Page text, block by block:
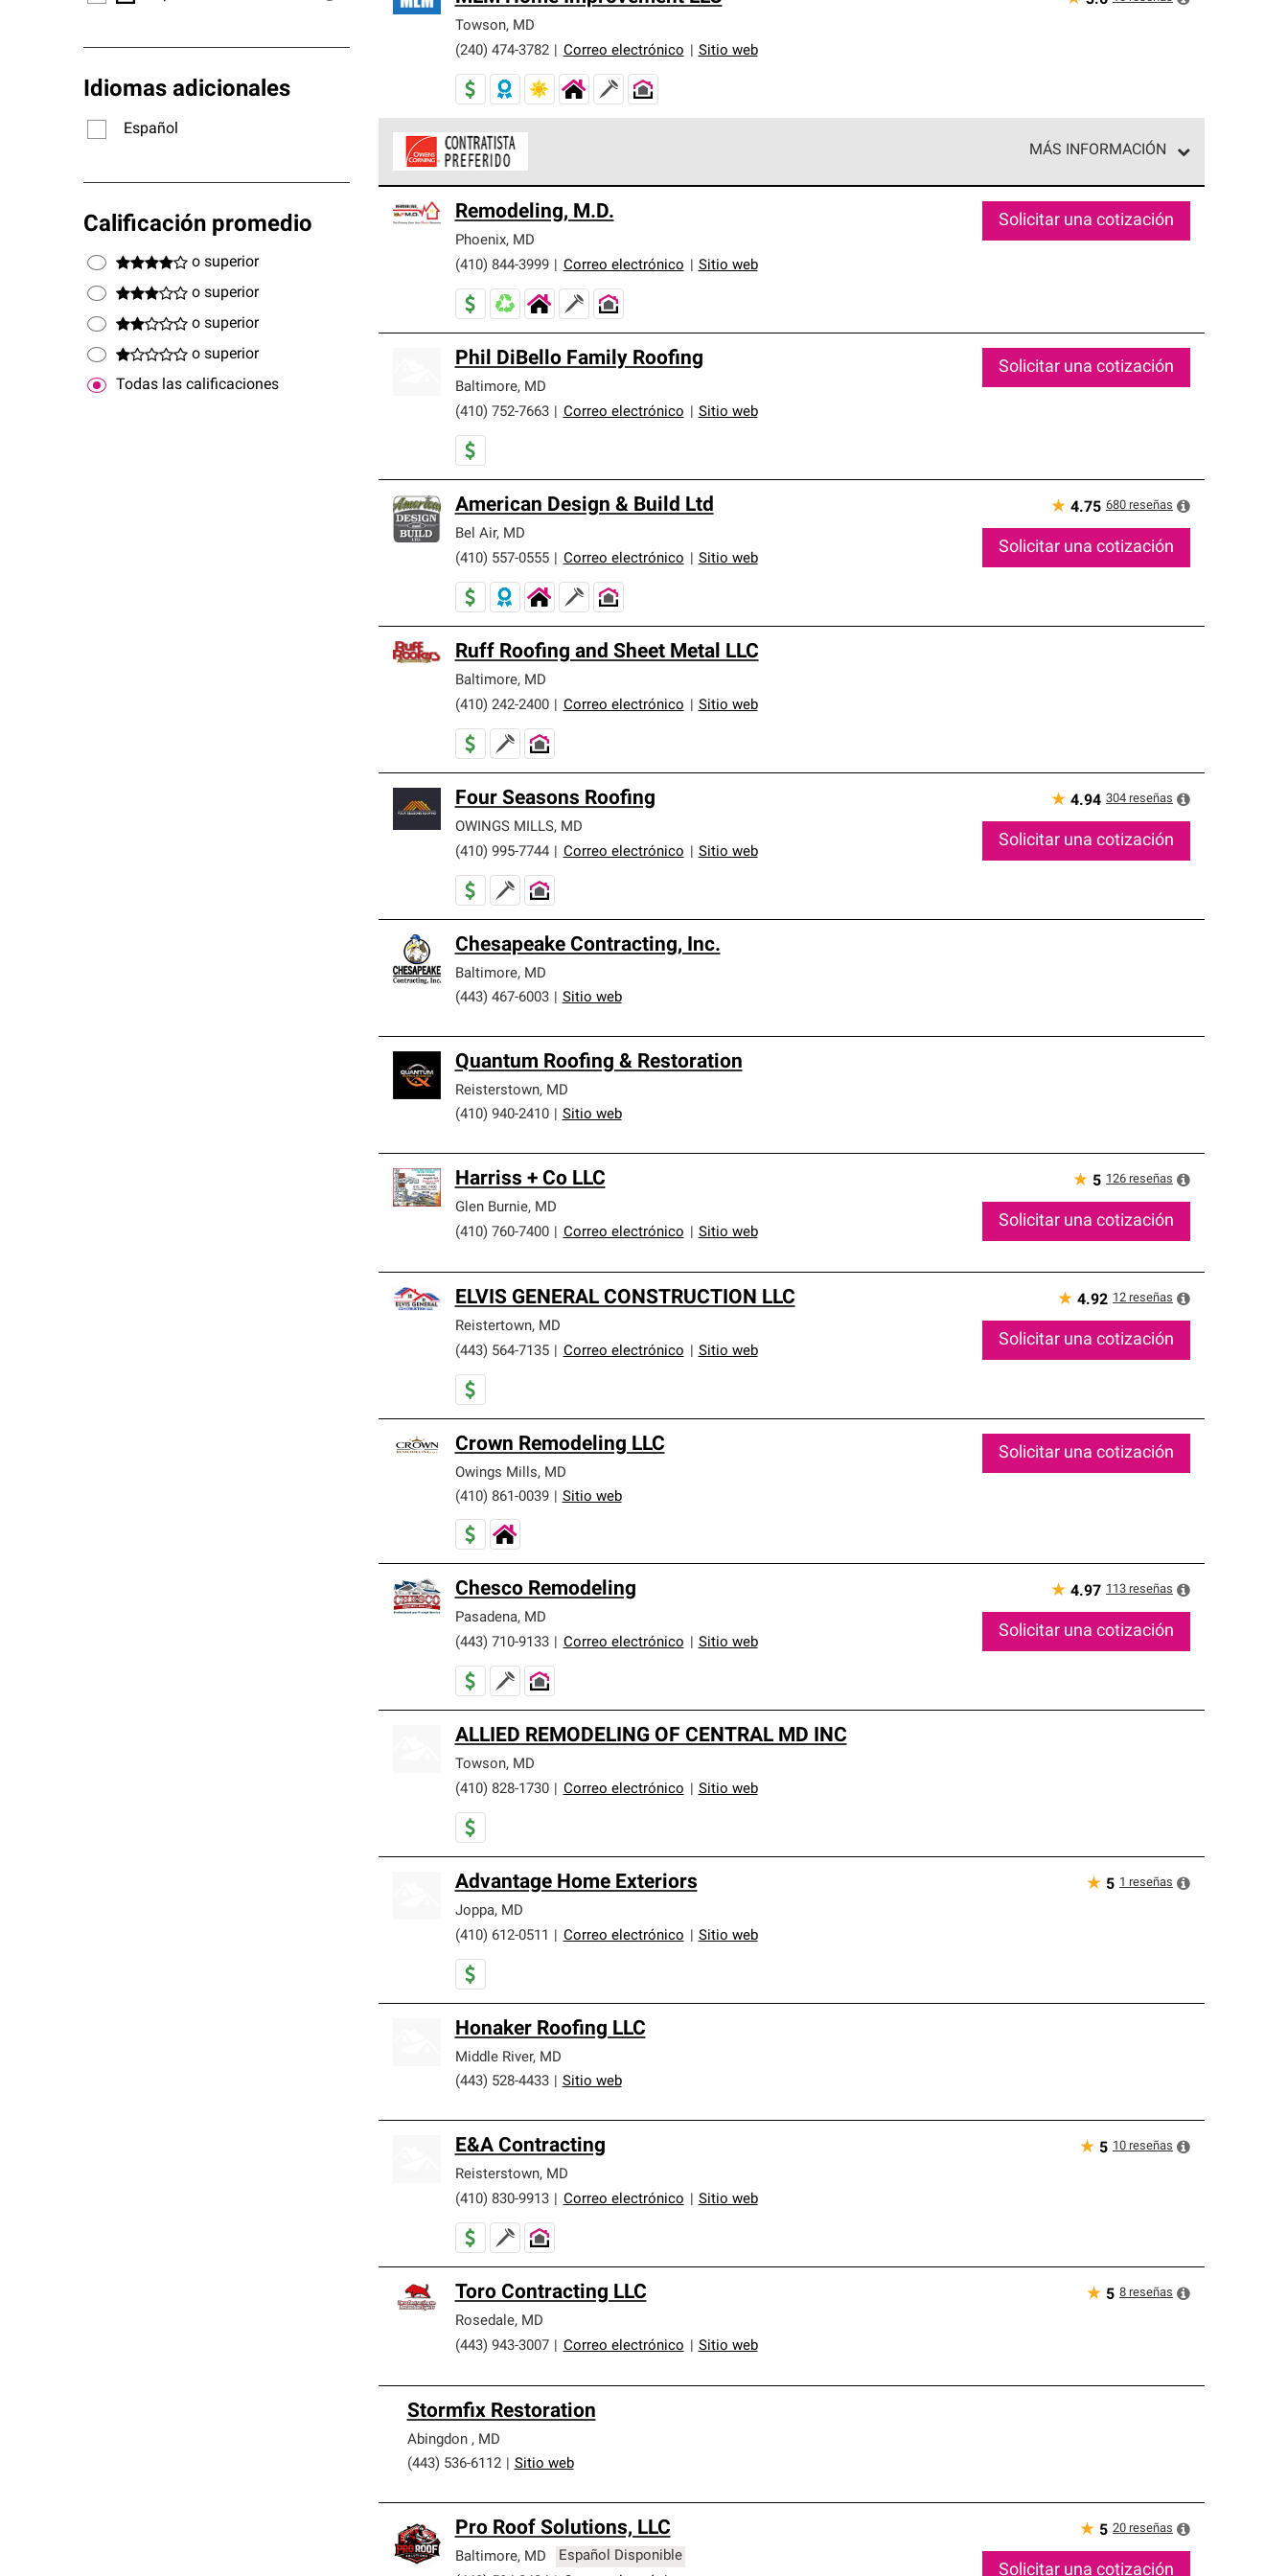
Idiomas adicionales
Español
Calificación promedio
o superior
o superior
o superior
o superior
Todas las calificaciones
Towson, MD
(240) 474-3782
Correo electrónico Sitio web
MÁS INFORMACIÓN
cumplen con altos estándares y requisitos estrictos de profesionalismo y confiabilidad.
Remodeling, M.D.
Phoenix, MD
(410) 844-3999
Correo electrónico Sitio web
Solicitar una cotización
Phil DiBello Family Roofing
Baltimore, MD
(410) 752-7663
Correo electrónico Sitio web
Solicitar una cotización
American Design & Build Ltd
Bel Air, MD
(410) 557-0555
Correo electrónico Sitio web
★ 4.75 680 reseñas
Solicitar una cotización
Ruff Roofing and Sheet Metal LLC
Baltimore, MD
(410) 242-2400
Correo electrónico Sitio web
Four Seasons Roofing
OWINGS MILLS, MD
(410) 995-7744
Correo electrónico Sitio web
★ 4.94 304 reseñas
Solicitar una cotización
Chesapeake Contracting, Inc.
Baltimore, MD
(443) 467-6003
Sitio web
Quantum Roofing & Restoration
Reisterstown, MD
(410) 940-2410
Sitio web
Harriss + Co LLC
Glen Burnie, MD
(410) 760-7400
Correo electrónico Sitio web
★ 5 126 reseñas
Solicitar una cotización
ELVIS GENERAL CONSTRUCTION LLC
Reistertown, MD
(443) 564-7135
Correo electrónico Sitio web
★ 4.92 12 reseñas
Solicitar una cotización
Crown Remodeling LLC
Owings Mills, MD
(410) 861-0039
Sitio web
Solicitar una cotización
Chesco Remodeling
Pasadena, MD
(443) 710-9133
Correo electrónico Sitio web
★ 4.97 113 reseñas
Solicitar una cotización
ALLIED REMODELING OF CENTRAL MD INC
Towson, MD
(410) 828-1730
Correo electrónico Sitio web
Advantage Home Exteriors
Joppa, MD
(410) 612-0511
Correo electrónico Sitio web
★ 5 1 reseñas
Honaker Roofing LLC
Middle River, MD
(443) 528-4433
Sitio web
E&A Contracting
Reisterstown, MD
(410) 830-9913
Correo electrónico Sitio web
★ 5 10 reseñas
Toro Contracting LLC
Rosedale, MD
(443) 943-3007
Correo electrónico Sitio web
★ 5 8 reseñas
Stormfix Restoration
Abingdon , MD
(443) 536-6112
Sitio web
Pro Roof Solutions, LLC
Baltimore, MD
Español Disponible
★ 5 20 reseñas
Solicitar una cotización